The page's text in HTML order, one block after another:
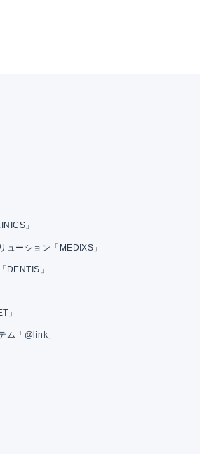
」
ューション「MEDIXS」
DENTIS」
」
ム「@link」